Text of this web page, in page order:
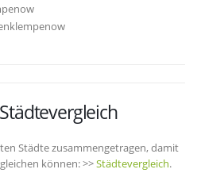
Städte zusammengetragen, damit
können: >>Städtevergleich.